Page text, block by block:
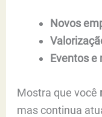
Novos
Eventos e
Mostra que você
mas continua